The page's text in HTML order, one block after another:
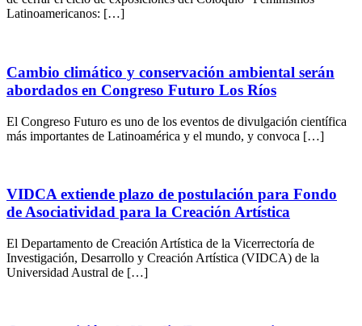
Latinoamericanos: […]
Cambio climático y conservación ambiental serán
abordados en Congreso Futuro Los Ríos
El Congreso Futuro es uno de los eventos de divulgación científica
más importantes de Latinoamérica y el mundo, y convoca […]
VIDCA extiende plazo de postulación para Fondo
de Asociatividad para la Creación Artística
El Departamento de Creación Artística de la Vicerrectoría de
Investigación, Desarrollo y Creación Artística (VIDCA) de la
Universidad Austral de […]